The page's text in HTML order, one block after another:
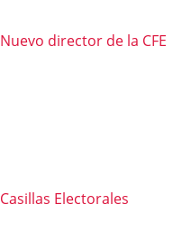
Nuevo director de la CFE
Casillas Electorales